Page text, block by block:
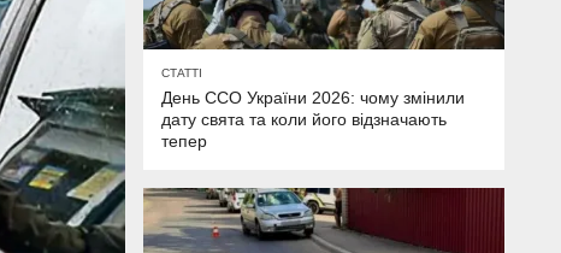
СТАТТІ
День ССО України 2026: чому змінили
дату свята та коли його відзначають
тепер